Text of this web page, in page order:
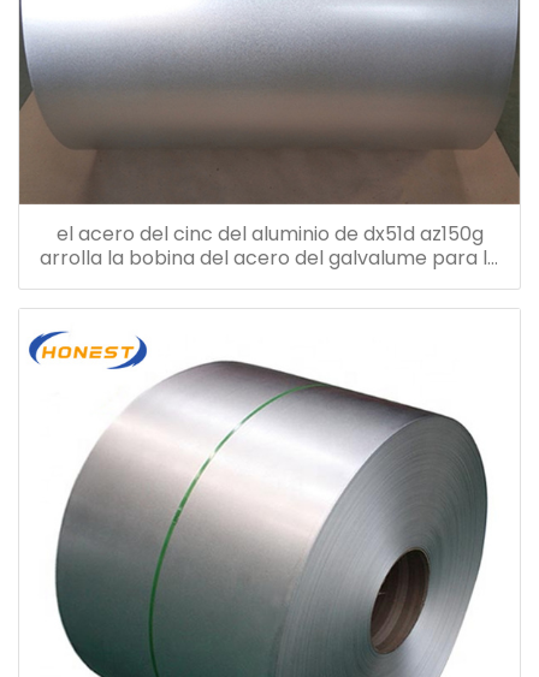
el acero del cinc del aluminio de dx51d az150g
arrolla la bobina del acero del galvalume para la
hoja de la techumbre